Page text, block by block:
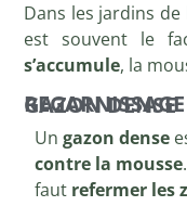
Dans les jardins de
est souvent le
s’accumule, la
REGARNISSAGE : RÉINSTALLER UN GAZON DENSE
Ungazon dense
contre la mousse
faut refermer les